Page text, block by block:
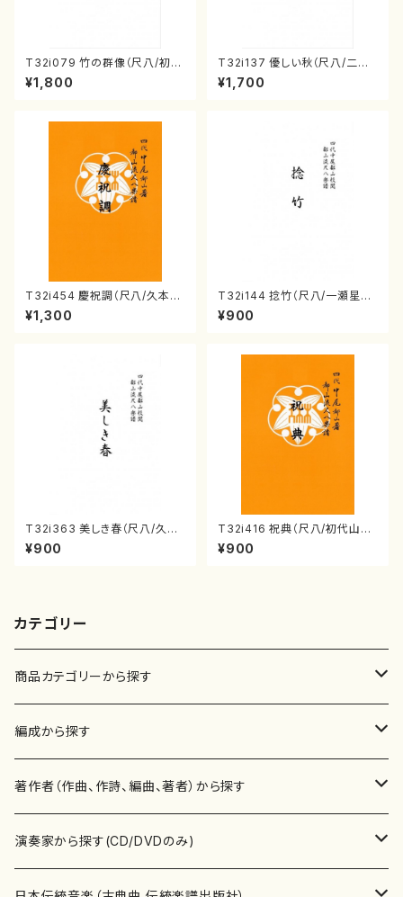
T32i079 竹の群像（尺八/初代
山本邦山/尺八/都山式譜）都山
流公刊楽譜曲番:528
¥1,800
T32i137 優しい秋（尺八/二代
山本邦山/尺八/都山式譜）都山
流公刊楽譜曲番:586
¥1,700
T32i454 慶祝調（尺八/久本玄
智/楽譜）都山流公刊楽譜曲番:2
161
¥1,300
T32i144 捻竹（尺八/一瀬星山/
尺八/都山式譜）都山流公刊楽譜
曲番:593
¥900
T32i363 美しき春（尺八/久本
玄智/楽譜）都山流公刊楽譜曲
番:2068
¥900
T32i416 祝典（尺八/初代山川
園松/楽譜）都山流公刊楽譜曲
番:2121
¥900
カテゴリー
商品カテゴリーから探す
楽譜
書籍
書籍
テキストブック
CD・DVD
編成から探す
邦楽器
箏・琴（ソロ）
箏・琴（合奏）
合唱
混声合唱
著作者（作曲、作詩、編曲、著者）から探す
あ行
青木省三(アオキ ショウゾウ)
演奏家から探す(CD/DVDのみ)